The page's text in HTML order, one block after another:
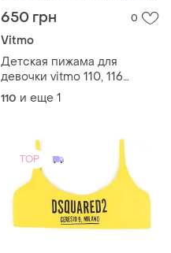
650 грн 0
Vitmo
Детская пижама для
девочки vitmo 110, 116
размер
110 и еще 1
TOP